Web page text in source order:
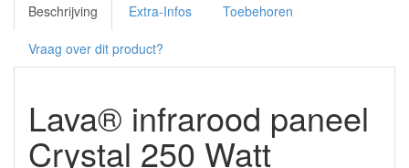
Beschrijving Extra-Infos Toebehoren
Vraag over dit product?
Lava® infrarood paneel
Crystal 250 Watt